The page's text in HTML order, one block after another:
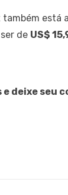
está
de US$
e deixe